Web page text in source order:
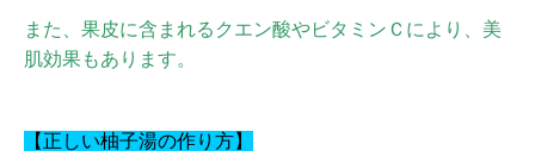
また、 果皮に含まれるクエン酸やビタミンＣにより、美
肌効果もあります。
【正しい柚子湯の作り方】